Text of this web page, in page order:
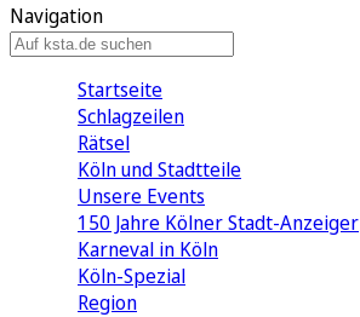
Navigation
Startseite
Schlagzeilen
Rätsel
Köln und Stadtteile
Unsere Events
150 Jahre Kölner Stadt-Anzeiger
Karneval in Köln
Köln-Spezial
Region